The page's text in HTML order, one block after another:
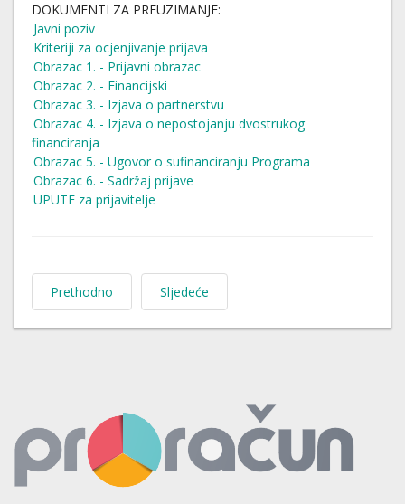
DOKUMENTI ZA PREUZIMANJE:
Javni poziv
Kriteriji za ocjenjivanje prijava
Obrazac 1. - Prijavni obrazac
Obrazac 2. - Financijski
Obrazac 3. - Izjava o partnerstvu
Obrazac 4. - Izjava o nepostojanju dvostrukog
financiranja
Obrazac 5. - Ugovor o sufinanciranju Programa
Obrazac 6. - Sadržaj prijave
UPUTE za prijavitelje
Prethodno Sljedeće